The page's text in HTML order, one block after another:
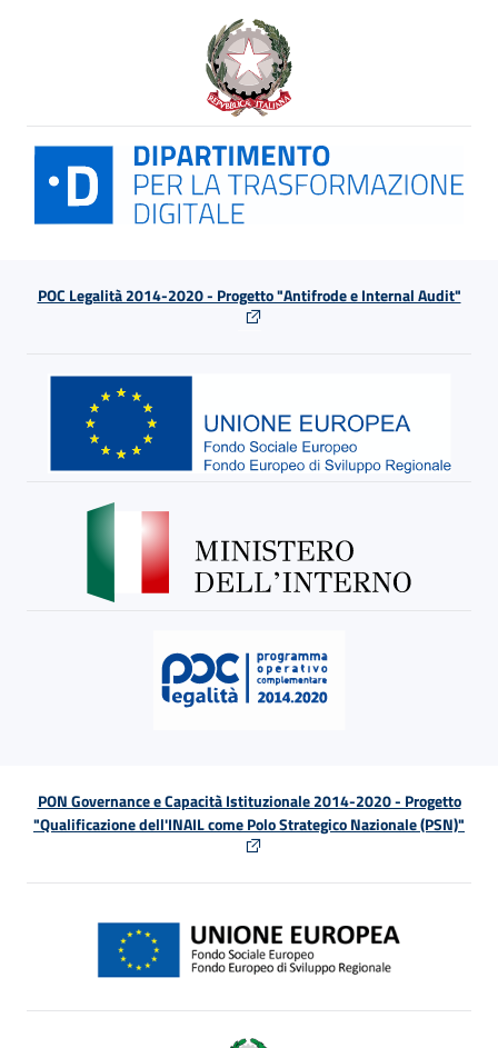
POC Legalità 2014-2020 - Progetto "Antifrode e Internal Audit"
PON Governance e Capacità Istituzionale 2014-2020 - Progetto
"Qualificazione dell'INAIL come Polo Strategico Nazionale (PSN)"